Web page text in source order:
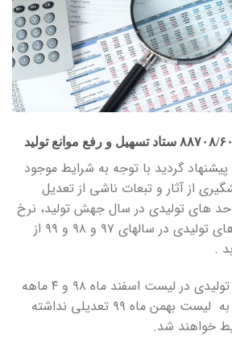
پیشنهاد گردید با توجه به شرایط موجود
از آثار و تبعات ناشی از تعدیل
های تولیدی در سال جهش تولید، نرخ
مالیات عملکرد شرکت های تولیدی در سالهای ۹۷ و ۹۸ و ۹۹ از
در صورتیکه واحد های تولیدی در لیست اسفند ماه ۹۸ و ۴ ماهه
نخست سال ۹۹ نسبت به لیست بهمن ماه ۹۹ تعدیلی نداشته
خواهند شد.